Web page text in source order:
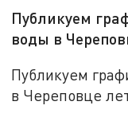
Публикуем
воды в
Публикуем
в Череповце